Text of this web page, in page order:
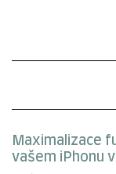
Maximalizace
vašem iPhonu